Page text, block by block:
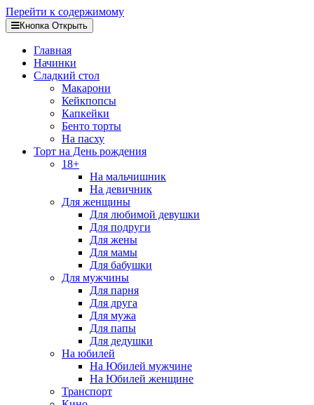
Перейти к содержимому
Кнопка Открыть
Главная
Начинки
Сладкий стол
Макарони
Кейкпопсы
Капкейки
Бенто торты
На пасху
Торт на День рождения
18+
На мальчишник
На девичник
Для женщины
Для любимой девушки
Для подруги
Для жены
Для мамы
Для бабушки
Для мужчины
Для парня
Для друга
Для мужа
Для папы
Для дедушки
На юбилей
На Юбилей мужчине
На Юбилей женщине
Транспорт